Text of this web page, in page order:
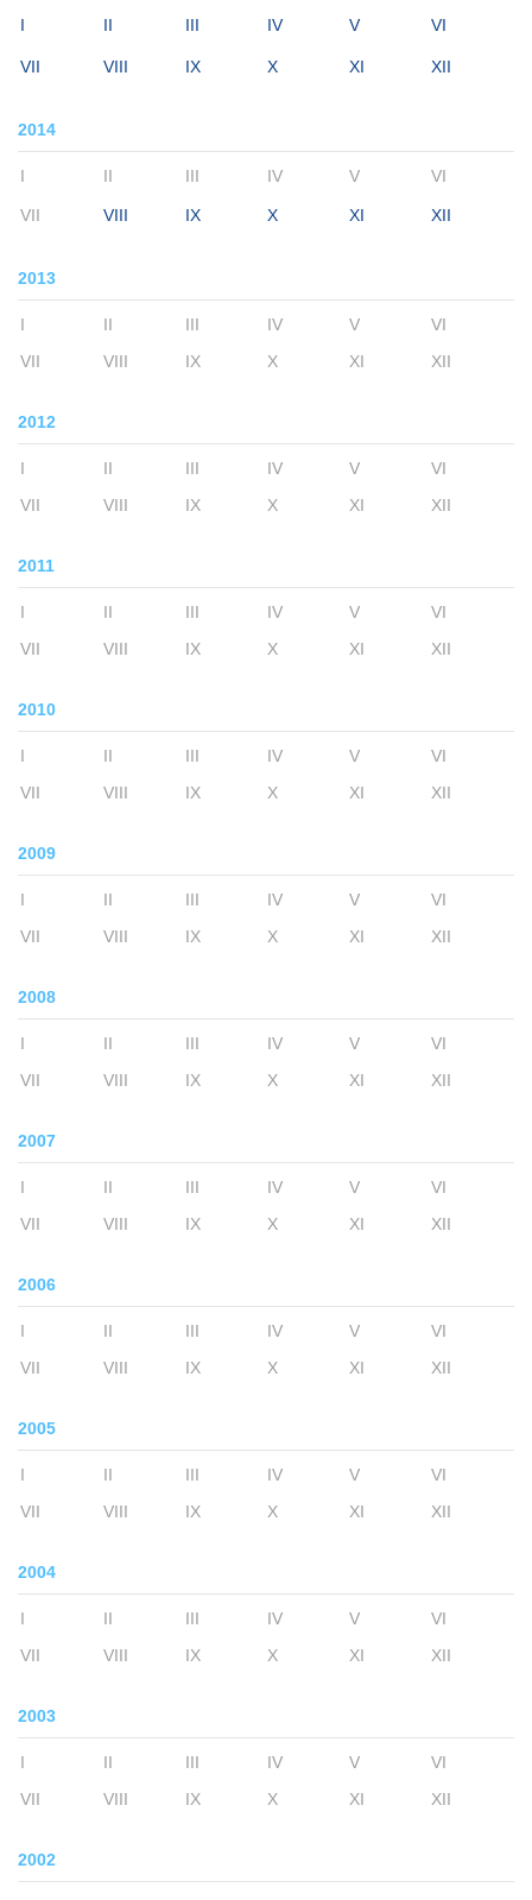
I II III IV V VI
VII VIII IX X XI XII
2014
I II III IV V VI
VII VIII IX X XI XII
2013
I II III IV V
VI
VII
VIII IX X XI XII
2012
I II III IV V
VI
VII
VIII IX X XI XII
2011
I II III IV V
VI
VII
VIII IX X XI XII
2010
I II III IV V
VI
VII
VIII IX X XI XII
2009
I II III IV V
VI
VII
VIII IX X XI XII
2008
I II III IV V
VI
VII
VIII IX X XI XII
2007
I II III IV V
VI
VII
VIII IX X XI XII
2006
I II III IV V
VI
VII
VIII IX X XI XII
2005
I II III IV V
VI
VII
VIII IX X XI XII
2004
I II III IV V
VI
VII
VIII IX X XI XII
2003
I II III IV V
VI
VII
VIII IX X XI XII
2002